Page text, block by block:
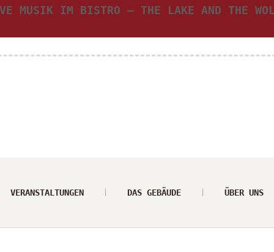
MUSIK IM BISTRO – THE LAKE AND THE
VERANSTALTUNGEN DAS GEBÄUDE ÜBER UNS